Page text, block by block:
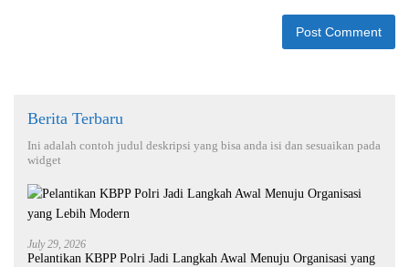
Berita Terbaru
Ini adalah contoh judul deskripsi yang bisa anda isi dan sesuaikan pada
widget
July 29, 2026
Pelantikan KBPP Polri Jadi Langkah Awal Menuju Organisasi yang